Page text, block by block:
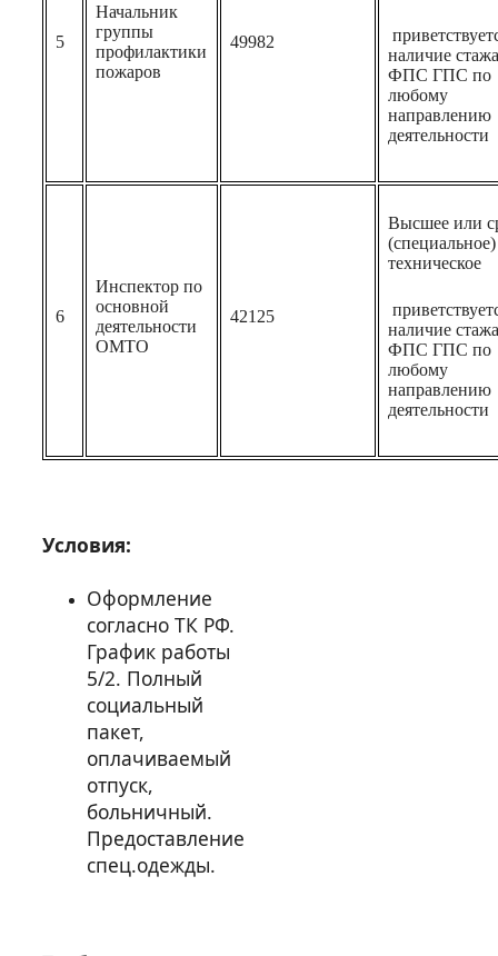
5
Начальник
группы
профилактики
пожаров
49982
наличие
ФПС ГПС по
любому
направлению
деятельности
6
Инспектор по
основной
деятельности
ОМТО
42125
Высшее или
(специальное)
техническое
наличие
ФПС ГПС по
любому
направлению
деятельности
Условия:
Оформление
согласно ТК РФ.
График работы
5/2. Полный
социальный
пакет,
оплачиваемый
отпуск,
больничный.
Предоставление
спец.одежды.